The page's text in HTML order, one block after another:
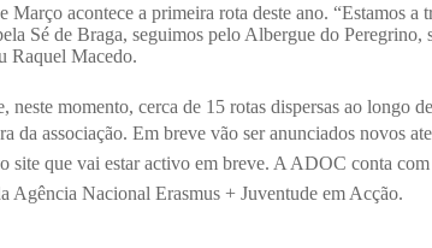
acontece a primeira rota deste ano. “Estamos
Sé de Braga, seguimos pelo Albergue do
Raquel Macedo.
momento, cerca de 15 rotas dispersas ao longo
da associação.Em breve vão ser anunciados novos
site que vai estar activo em breve. A ADOC conta
Agência Nacional Erasmus + Juventude em Acção.